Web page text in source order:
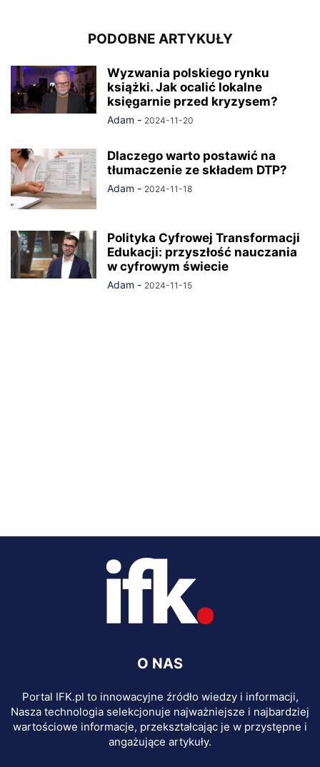
PODOBNE ARTYKUŁY
Wyzwania polskiego rynku
książki. Jak ocalić lokalne
księgarnie przed kryzysem?
Adam - 2024-11-20
Dlaczego warto postawić na
tłumaczenie ze składem DTP?
Adam - 2024-11-18
Polityka Cyfrowej Transformacji
Edukacji: przyszłość nauczania
w cyfrowym świecie
Adam - 2024-11-15
O NAS
Portal IFK.pl to innowacyjne źródło wiedzy i informacji,
Nasza technologia selekcjonuje najważniejsze i najbardziej
wartościowe informacje, przekształcając je w przystępne i
angażujące artykuły.